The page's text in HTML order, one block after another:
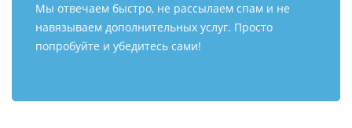
Мы отвечаем быстро, не рассылаем спам и не
навязываем дополнительных услуг. Просто
попробуйте и убедитесь сами!